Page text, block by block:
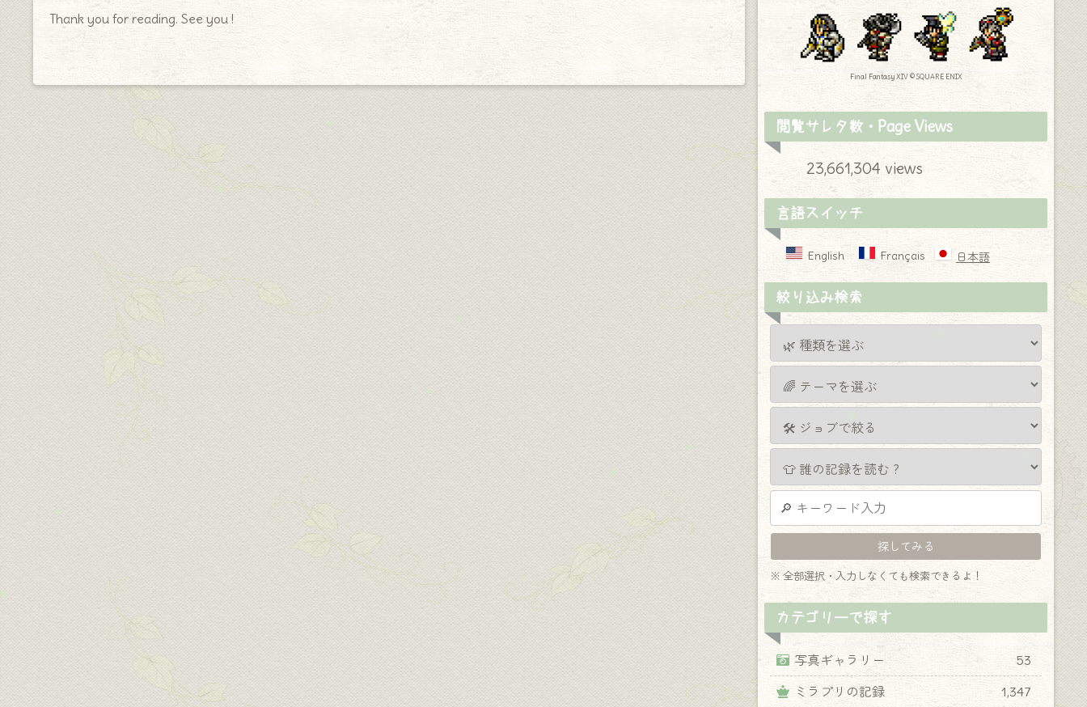
Thank you for reading. See you !
Final Fantasy XIV © SQUARE ENIX
閲覧サレタ数・Page Views
23,661,304 views
言語スイッチ
English Français 日本語
絞り込み検索
※ 全部選択・入力しなくても検索できるよ！
カテゴリーで探す
写真ギャラリー
53
ミラプリの記録
1,347